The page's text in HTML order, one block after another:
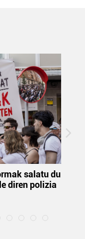
salatu du
diren polizia